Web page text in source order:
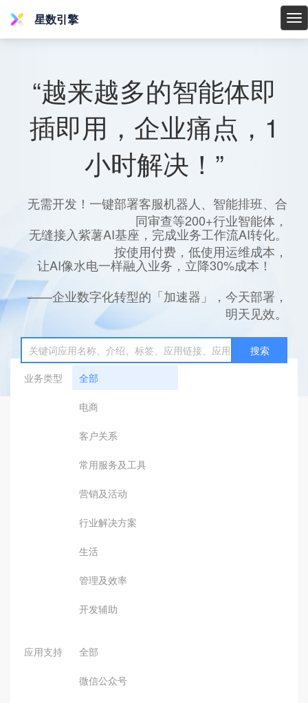
星
星数引擎
“越来越多的智能体即
插即用，企业痛点，1
小时解决！”
无需开发！一键部署客服机器人、智能排班、合
同审查等200+行业智能体，
无缝接入紫薯AI基座，完成业务工作流AI转化。
按使用付费，低使用运维成本，
让AI像水电一样融入业务，立降30%成本！
——企业数字化转型的「加速器」，今天部署，
明天见效。
搜索
业务类型
全部
电商
客户关系
常用服务及工具
营销及活动
行业解决方案
生活
管理及效率
开发辅助
应用支持 全部
微信公众号